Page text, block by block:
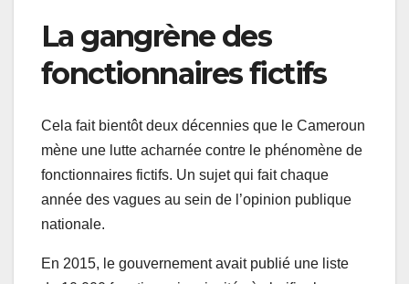
La gangrène des
fonctionnaires fictifs
Cela fait bientôt deux décennies que le Cameroun
mène une lutte acharnée contre le phénomène de
fonctionnaires fictifs. Un sujet qui fait chaque
année des vagues au sein de l’opinion publique
nationale.
En 2015, le gouvernement avait publié une liste